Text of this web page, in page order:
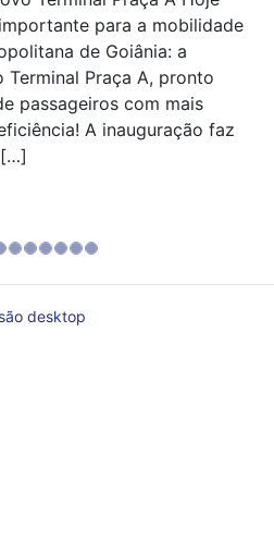
para a mobilidade
de Goiânia: a
Praça A, pronto
passageiros com mais
A inauguração faz
desktop